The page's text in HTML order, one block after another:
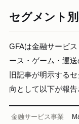
セグメント
GFAは金融サービ
ース・ゲーム・運
旧記事が明示する
向として以下が報告
金融サービス事業